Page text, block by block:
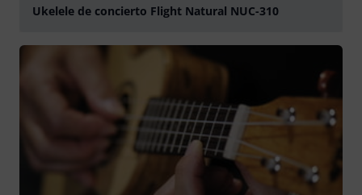
Ukelele de concierto Flight Natural NUC-310